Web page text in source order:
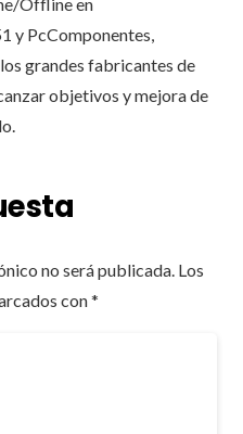
y PcComponentes,
grandes fabricantes de
objetivos y mejora de
no será publicada. Los
con*